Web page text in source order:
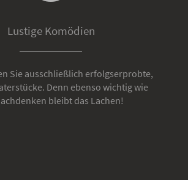
Lustige Komödien
Sie ausschließlich erfolgserprobte,
Denn ebenso wichtig wie
bleibt das Lachen!